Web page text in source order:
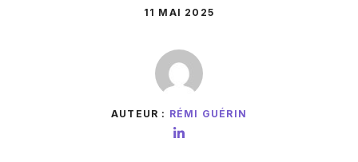
11 MAI 2025
AUTEUR : RÉMI GUÉRIN